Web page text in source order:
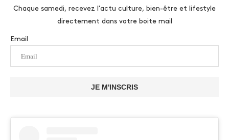
Chaque samedi, recevez l'actu culture, bien-être et lifestyle
directement dans votre boite mail
Email
JE M'INSCRIS